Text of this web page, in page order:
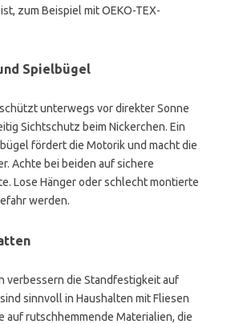
zum Beispiel mit OEKO-TEX-
Spielbügel
unterwegs vor direkter Sonne
Sichtschutz beim Nickerchen. Ein
fördert die Motorik und macht die
Achte bei beiden auf sichere
Lose Hänger oder schlecht montierte
werden.
verbessern die Standfestigkeit auf
sinnvoll in Haushalten mit Fliesen
auf rutschhemmende Materialien, die